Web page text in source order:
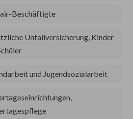
Beschäftigte
Unfallversicherung, Kinder
und Jugendsozialarbeit